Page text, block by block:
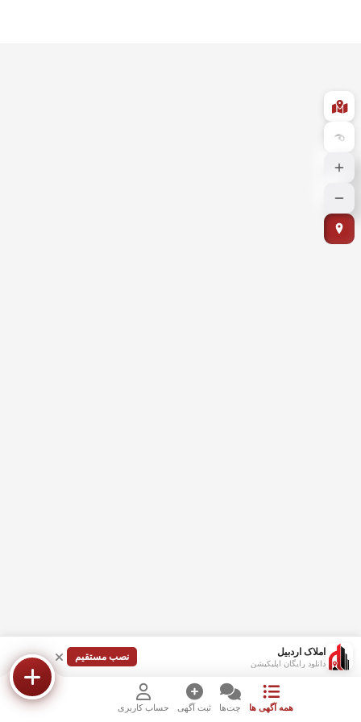
املاک اردبیل
دانلود رایگان اپلیکیشن
نصب مستقیم
همه آگهی ها چت‌ها ثبت آگهی حساب کاربری